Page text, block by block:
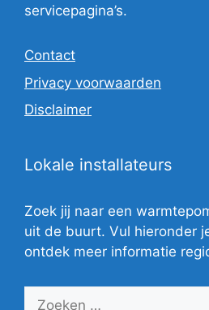
servicepagina’s.
Contact
Privacy voorwaarden
Disclaimer
Lokale installateurs
Zoek jij naar een
uit de buurt. Vul hieronder
ontdek meer informatie
Zoek